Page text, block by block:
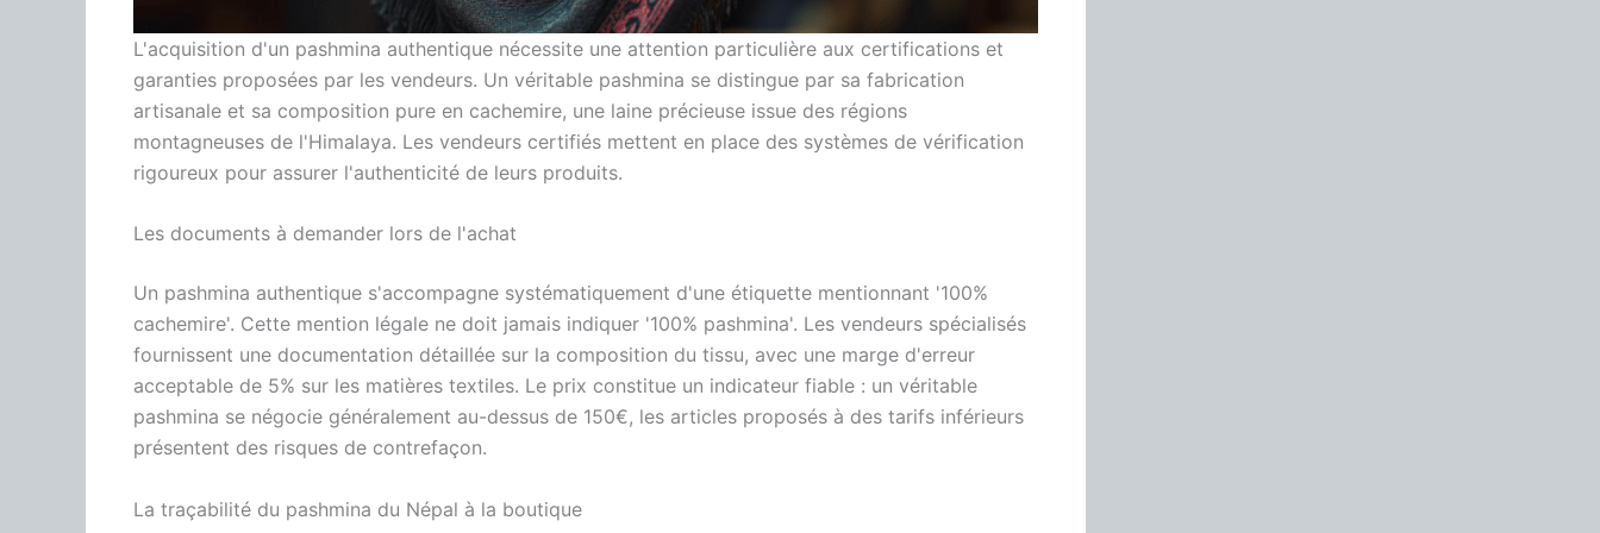
L'acquisition d'un pashmina authentique nécessite une attention particulière aux certifications et
garanties proposées par les vendeurs. Un véritable pashmina se distingue par sa fabrication
artisanale et sa composition pure en cachemire, une laine précieuse issue des régions
montagneuses de l'Himalaya. Les vendeurs certifiés mettent en place des systèmes de vérification
rigoureux pour assurer l'authenticité de leurs produits.
Les documents à demander lors de l'achat
Un pashmina authentique s'accompagne systématiquement d'une étiquette mentionnant '100%
cachemire'. Cette mention légale ne doit jamais indiquer '100% pashmina'. Les vendeurs spécialisés
fournissent une documentation détaillée sur la composition du tissu, avec une marge d'erreur
acceptable de 5% sur les matières textiles. Le prix constitue un indicateur fiable : un véritable
pashmina se négocie généralement au-dessus de 150€, les articles proposés à des tarifs inférieurs
présentent des risques de contrefaçon.
La traçabilité du pashmina du Népal à la boutique